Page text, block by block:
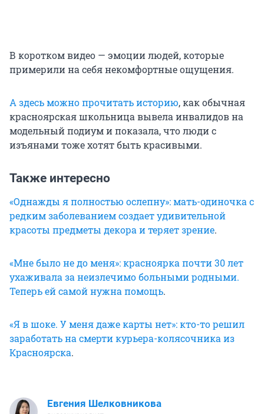
В коротком видео — эмоции людей, которые
примерили на себя некомфортные ощущения.
А здесь можно прочитать историю, как обычная
красноярская школьница вывела инвалидов на
модельный подиум и показала, что люди с
изъянами тоже хотят быть красивыми.
Также интересно
«Однажды я полностью ослепну»: мать-одиночка с
редким заболеванием создает удивительной
красоты предметы декора и теряет зрение.
«Мне было не до меня»: красноярка почти 30 лет
ухаживала за неизлечимо больными родными.
Теперь ей самой нужна помощь.
«Я в шоке. У меня даже карты нет»: кто-то решил
заработать на смерти курьера-колясочника из
Красноярска.
Евгения Шелковникова